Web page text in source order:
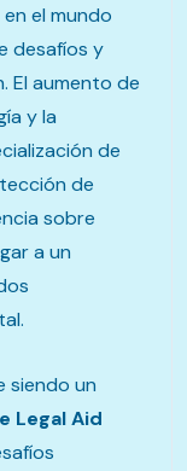
el mundo
desafíos y
El aumento de
y la
de
de
sobre
a un
siendo un
Legal Aid